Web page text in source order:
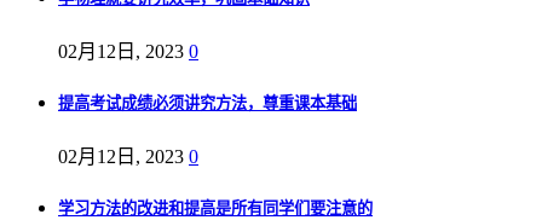
02月12日, 2023 0
提高考试成绩必须讲究方法，尊重课本基础
02月12日, 2023 0
学习方法的改进和提高是所有同学们要注意的